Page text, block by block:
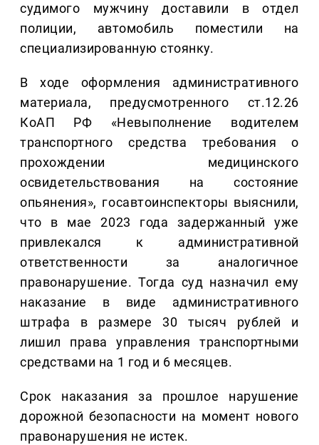
судимого мужчину доставили в отдел
полиции, автомобиль поместили на
специализированную стоянку.
В ходе оформления административного
материала, предусмотренного ст.12.26
КоАП РФ «Невыполнение водителем
транспортного средства требования о
прохождении медицинского
освидетельствования на состояние
опьянения», госавтоинспекторы выяснили,
что в мае 2023 года задержанный уже
привлекался к административной
ответственности за аналогичное
правонарушение. Тогда суд назначил ему
наказание в виде административного
штрафа в размере 30 тысяч рублей и
лишил права управления транспортными
средствами на 1 год и 6 месяцев.
Срок наказания за прошлое нарушение
дорожной безопасности на момент нового
правонарушения не истек.